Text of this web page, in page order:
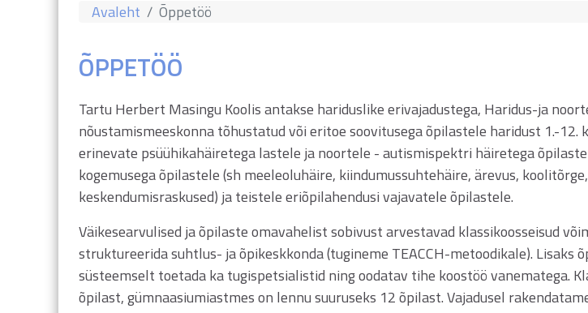
Avaleht Õppetöö
ÕPPETÖÖ
Tartu Herbert Masingu Koolis antakse hariduslike erivajadustega, Haridus-ja
nõustamismeeskonna tõhustatud või eritoe soovitusega õpilastele haridust 1.-12.
erinevate psüühikahäiretega lastele ja noortele - autismispektri häiretega
kogemusega õpilastele (sh meeleoluhäire, kiindumussuhtehäire, ärevus,
keskendumisraskused) ja teistele eriõpilahendusi vajavatele õpilastele.
Väikesearvulised ja õpilaste omavahelist sobivust arvestavad klassikoosseisud
struktureerida suhtlus- ja õpikeskkonda (tugineme TEACCH-metoodikale). Lisaks
süsteemselt toetada ka tugispetsialistid ning oodatav tihe koostöö vanematega.
õpilast, gümnaasiumiastmes on lennu suuruseks 12 õpilast. Vajadusel